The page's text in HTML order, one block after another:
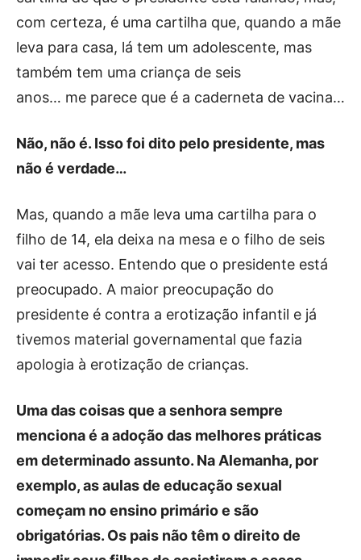
com certeza, é uma cartilha que, quando a mãe
leva para casa, lá tem um adolescente, mas
também tem uma criança de seis
anos… me parece que é a caderneta de vacina…
Não, não é. Isso foi dito pelo presidente, mas
não é verdade…
Mas, quando a mãe leva uma cartilha para o
filho de 14, ela deixa na mesa e o filho de seis
vai ter acesso. Entendo que o presidente está
preocupado. A maior preocupação do
presidente é contra a erotização infantil e já
tivemos material governamental que fazia
apologia à erotização de crianças.
Uma das coisas que a senhora sempre
menciona é a adoção das melhores práticas
em determinado assunto. Na Alemanha, por
exemplo, as aulas de educação sexual
começam no ensino primário e são
obrigatórias. Os pais não têm o direito de